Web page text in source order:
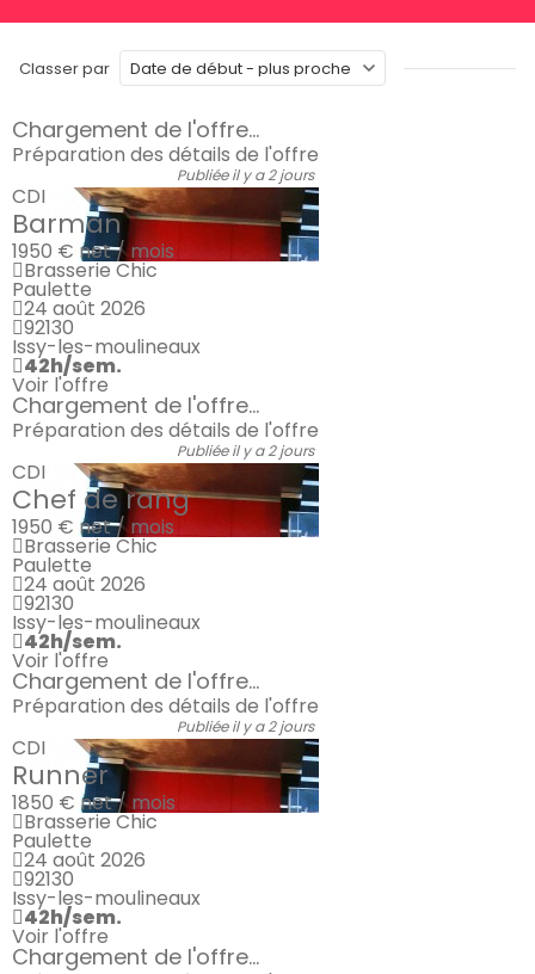
Classer par
Chargement de l'offre...
Préparation des détails de l'offre
Publiée il y a 2 jours
CDI
Barman
1950 € net / mois
Brasserie Chic
Paulette
24 août 2026
92130
Issy-les-moulineaux
42h/sem.
Voir l'offre
Chargement de l'offre...
Préparation des détails de l'offre
Publiée il y a 2 jours
CDI
Chef de rang
1950 € net / mois
Brasserie Chic
Paulette
24 août 2026
92130
Issy-les-moulineaux
42h/sem.
Voir l'offre
Chargement de l'offre...
Préparation des détails de l'offre
Publiée il y a 2 jours
CDI
Runner
1850 € net / mois
Brasserie Chic
Paulette
24 août 2026
92130
Issy-les-moulineaux
42h/sem.
Voir l'offre
Chargement de l'offre...